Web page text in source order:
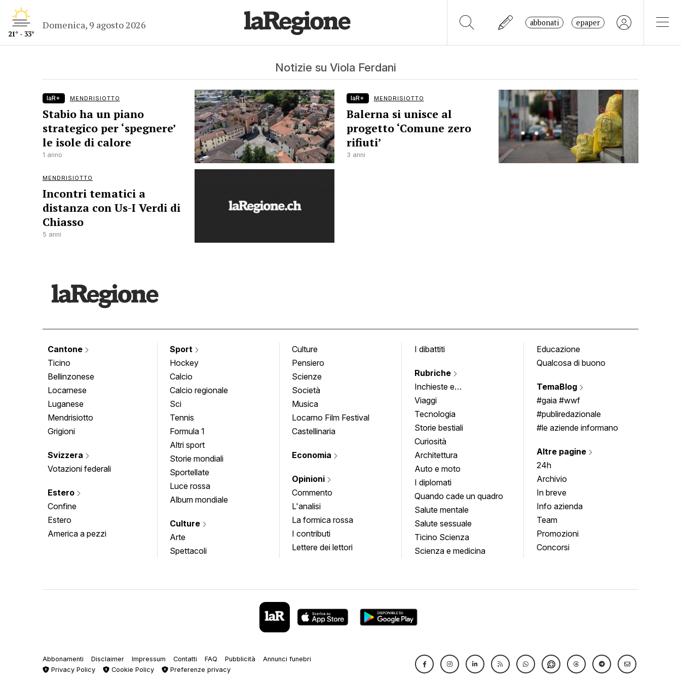
21° - 33°
Domenica, 9 agosto 2026 abbonati epaper
Notizie su Viola Ferdani
laR+ MENDRISIOTTO
Stabio ha un piano
strategico per ‘spegnere’
le isole di calore
1 anno
laR+ MENDRISIOTTO
Balerna si unisce al
progetto ‘Comune zero
rifiuti’
3 anni
MENDRISIOTTO
Incontri tematici a
distanza con Us-I Verdi di
Chiasso
5 anni
Cantone
Ticino
Bellinzonese
Locarnese
Luganese
Mendrisiotto
Grigioni
Svizzera
Votazioni federali
Estero
Confine
Estero
America a pezzi
Sport
Hockey
Calcio
Calcio regionale
Sci
Tennis
Formula 1
Altri sport
Storie mondiali
Sportellate
Luce rossa
Album mondiale
Culture
Arte
Spettacoli
Culture
Pensiero
Scienze
Società
Musica
Locarno Film Festival
Castellinaria
Economia
Opinioni
Commento
L'analisi
La formica rossa
I contributi
Lettere dei lettori
I dibattiti
Rubriche
Inchieste e
approfondimenti
Viaggi
Tecnologia
Storie bestiali
Curiosità
Architettura
Auto e moto
I diplomati
Quando cade un quadro
Salute mentale
Salute sessuale
Ticino Scienza
Scienza e medicina
Educazione
Qualcosa di buono
TemaBlog
#gaia #wwf
#publiredazionale
#le aziende informano
Altre pagine
24h
Archivio
In breve
Info azienda
Team
Promozioni
Concorsi
Abbonamenti Disclaimer Impressum Contatti FAQ Pubblicità
Annunci funebri
Privacy Policy
Cookie Policy Preferenze privacy